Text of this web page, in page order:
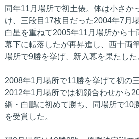
同年11月場所で初土俵。体は小さか
け、三段目17枚目だった2004年7月
白星を重ねて2005年11月場所から十
幕下に転落したが再昇進し、西十両
場所で9勝を挙げ、新入幕を果たした
2008年1月場所で11勝を挙げて初の
2012年1月場所では初顔合わせから
綱・白鵬に初めて勝ち、同場所で10
を受賞した。